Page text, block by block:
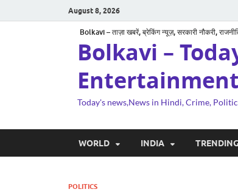
August 8, 2026
Bolkavi – ताज़ा खबरें, ब्रेकिंग न्यूज़, सरकारी नौकरी,
Bolkavi –
Entertainment
Today's news,News in Hindi, Crime,
WORLD INDIA
POLITICS